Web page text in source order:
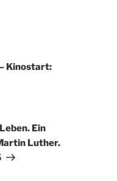
Kinostart:
Ein
Luther.